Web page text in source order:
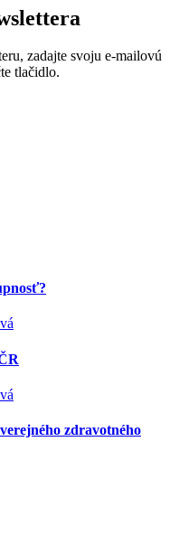
zadajte svoju e-mailovú
tlačidlo.
zdravotného